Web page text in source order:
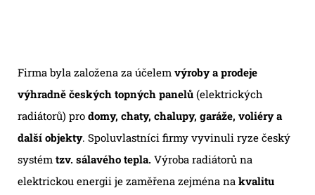
Firma byla založena za účelem výroby a prodeje
výhradně českých topných panelů (elektrických
radiátorů) pro domy, chaty, chalupy, garáže, voliéry a
další objekty. Spoluvlastníci firmy vyvinuli ryze český
systém tzv. sálavého tepla. Výroba radiátorů na
elektrickou energii je zaměřena zejména na kvalitu